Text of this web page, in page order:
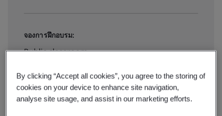
จองการฝึกอบรม:
Public classroom
สำรองที่นั่ง
By clicking “Accept all cookies”, you agree to the storing of
cookies on your device to enhance site navigation,
analyse site usage, and assist in our marketing efforts.